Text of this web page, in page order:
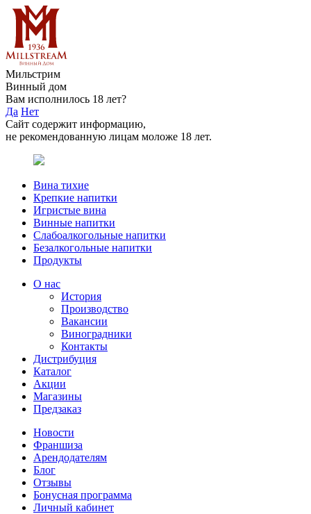
Мильстрим
Винный дом
Вам исполнилось 18 лет?
Да Нет
Сайт содержит информацию,
не рекомендованную лицам моложе 18 лет.
Вина тихие
Крепкие напитки
Игристые вина
Винные напитки
Слабоалкогольные напитки
Безалкогольные напитки
Продукты
О нас
История
Производство
Вакансии
Виноградники
Контакты
Дистрибуция
Каталог
Акции
Магазины
Предзаказ
Новости
Франшиза
Арендодателям
Блог
Отзывы
Бонусная программа
Личный кабинет